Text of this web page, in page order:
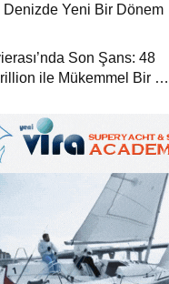
Denizde Yeni Bir Dönem
Son Şans: 48
ile Mükemmel Bir Yat